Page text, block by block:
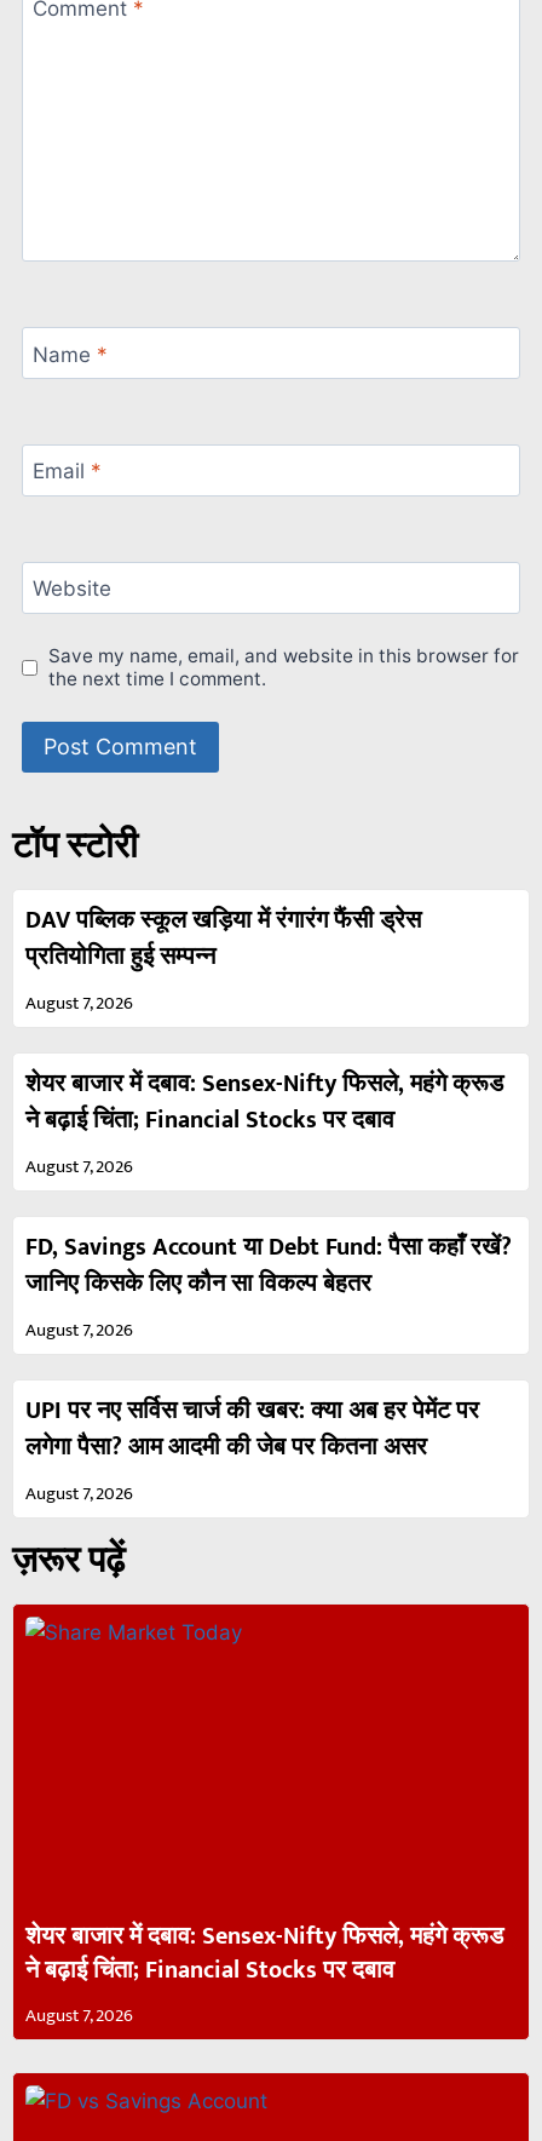
Comment *
Name *
Email *
Website
Save my name, email, and website in this browser for
the next time I comment.
टॉप स्टोरी
DAV पब्लिक स्कूल खड़िया में रंगारंग फैंसी ड्रेस
प्रतियोगिता हुई सम्पन्न
August 7, 2026
शेयर बाजार में दबाव: Sensex-Nifty फिसले, महंगे क्रूड
ने बढ़ाई चिंता; Financial Stocks पर दबाव
August 7, 2026
FD, Savings Account या Debt Fund: पैसा कहाँ रखें?
जानिए किसके लिए कौन सा विकल्प बेहतर
August 7, 2026
UPI पर नए सर्विस चार्ज की खबर: क्या अब हर पेमेंट पर
लगेगा पैसा? आम आदमी की जेब पर कितना असर
August 7, 2026
ज़रूर पढ़ें
शेयर बाजार में दबाव: Sensex-Nifty फिसले, महंगे क्रूड
ने बढ़ाई चिंता; Financial Stocks पर दबाव
August 7, 2026